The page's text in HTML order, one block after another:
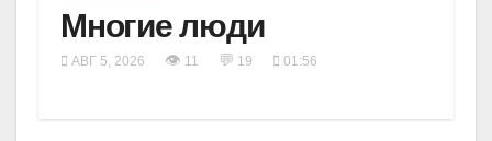
Многие люди
АВГ 5, 2026 👁 11 💬 19 01:56